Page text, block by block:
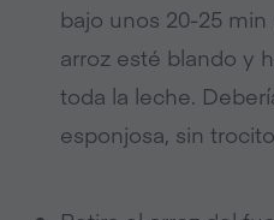
bajo unos 20-25
arroz esté blando y
toda la leche.
esponjosa, sin